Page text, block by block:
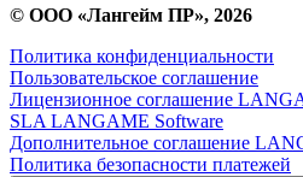
© ООО «Лангейм ПР», 2026
Политика конфиденциальности
Пользовательское соглашение
Лицензионное соглашение
SLA LANGAME Software
Дополнительное соглашение
Политика безопасности платежей